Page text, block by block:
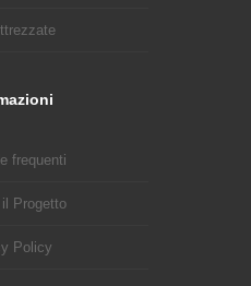
frequenti
Progetto
Policy